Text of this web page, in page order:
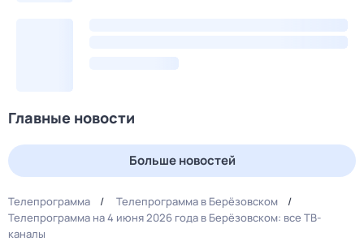
Главные новости
Больше новостей
Телепрограмма
Телепрограмма в Берёзовском
Телепрограмма на 4 июня 2026 года в Берёзовском: все ТВ-
каналы